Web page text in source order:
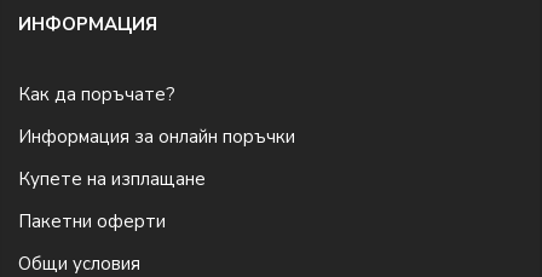
ИНФОРМАЦИЯ
Как да поръчате?
Информация за онлайн поръчки
Купете на изплащане
Пакетни оферти
Общи условия